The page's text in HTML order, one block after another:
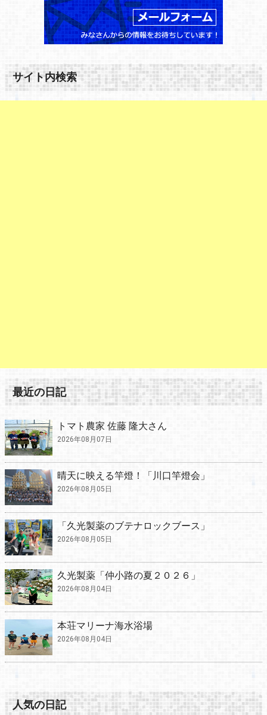
サイト内検索
最近の日記
トマト農家 佐藤 隆大さん
2026年08月07日
晴天に映える竿燈！「川口竿燈会」
2026年08月05日
「久光製薬のブテナロックブース」
2026年08月05日
久光製薬「仲小路の夏２０２６」
2026年08月04日
本荘マリーナ海水浴場
2026年08月04日
人気の日記